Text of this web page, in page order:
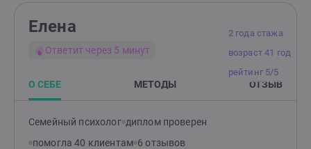
2 года стажа
возраст 41 год
рейтинг 5/5
Елена
Ответит через 5 минут
О СЕБЕ МЕТОДЫ ОТЗЫВ
Семейный психолог диплом проверен
помогла 40 клиентам 6 отзывов